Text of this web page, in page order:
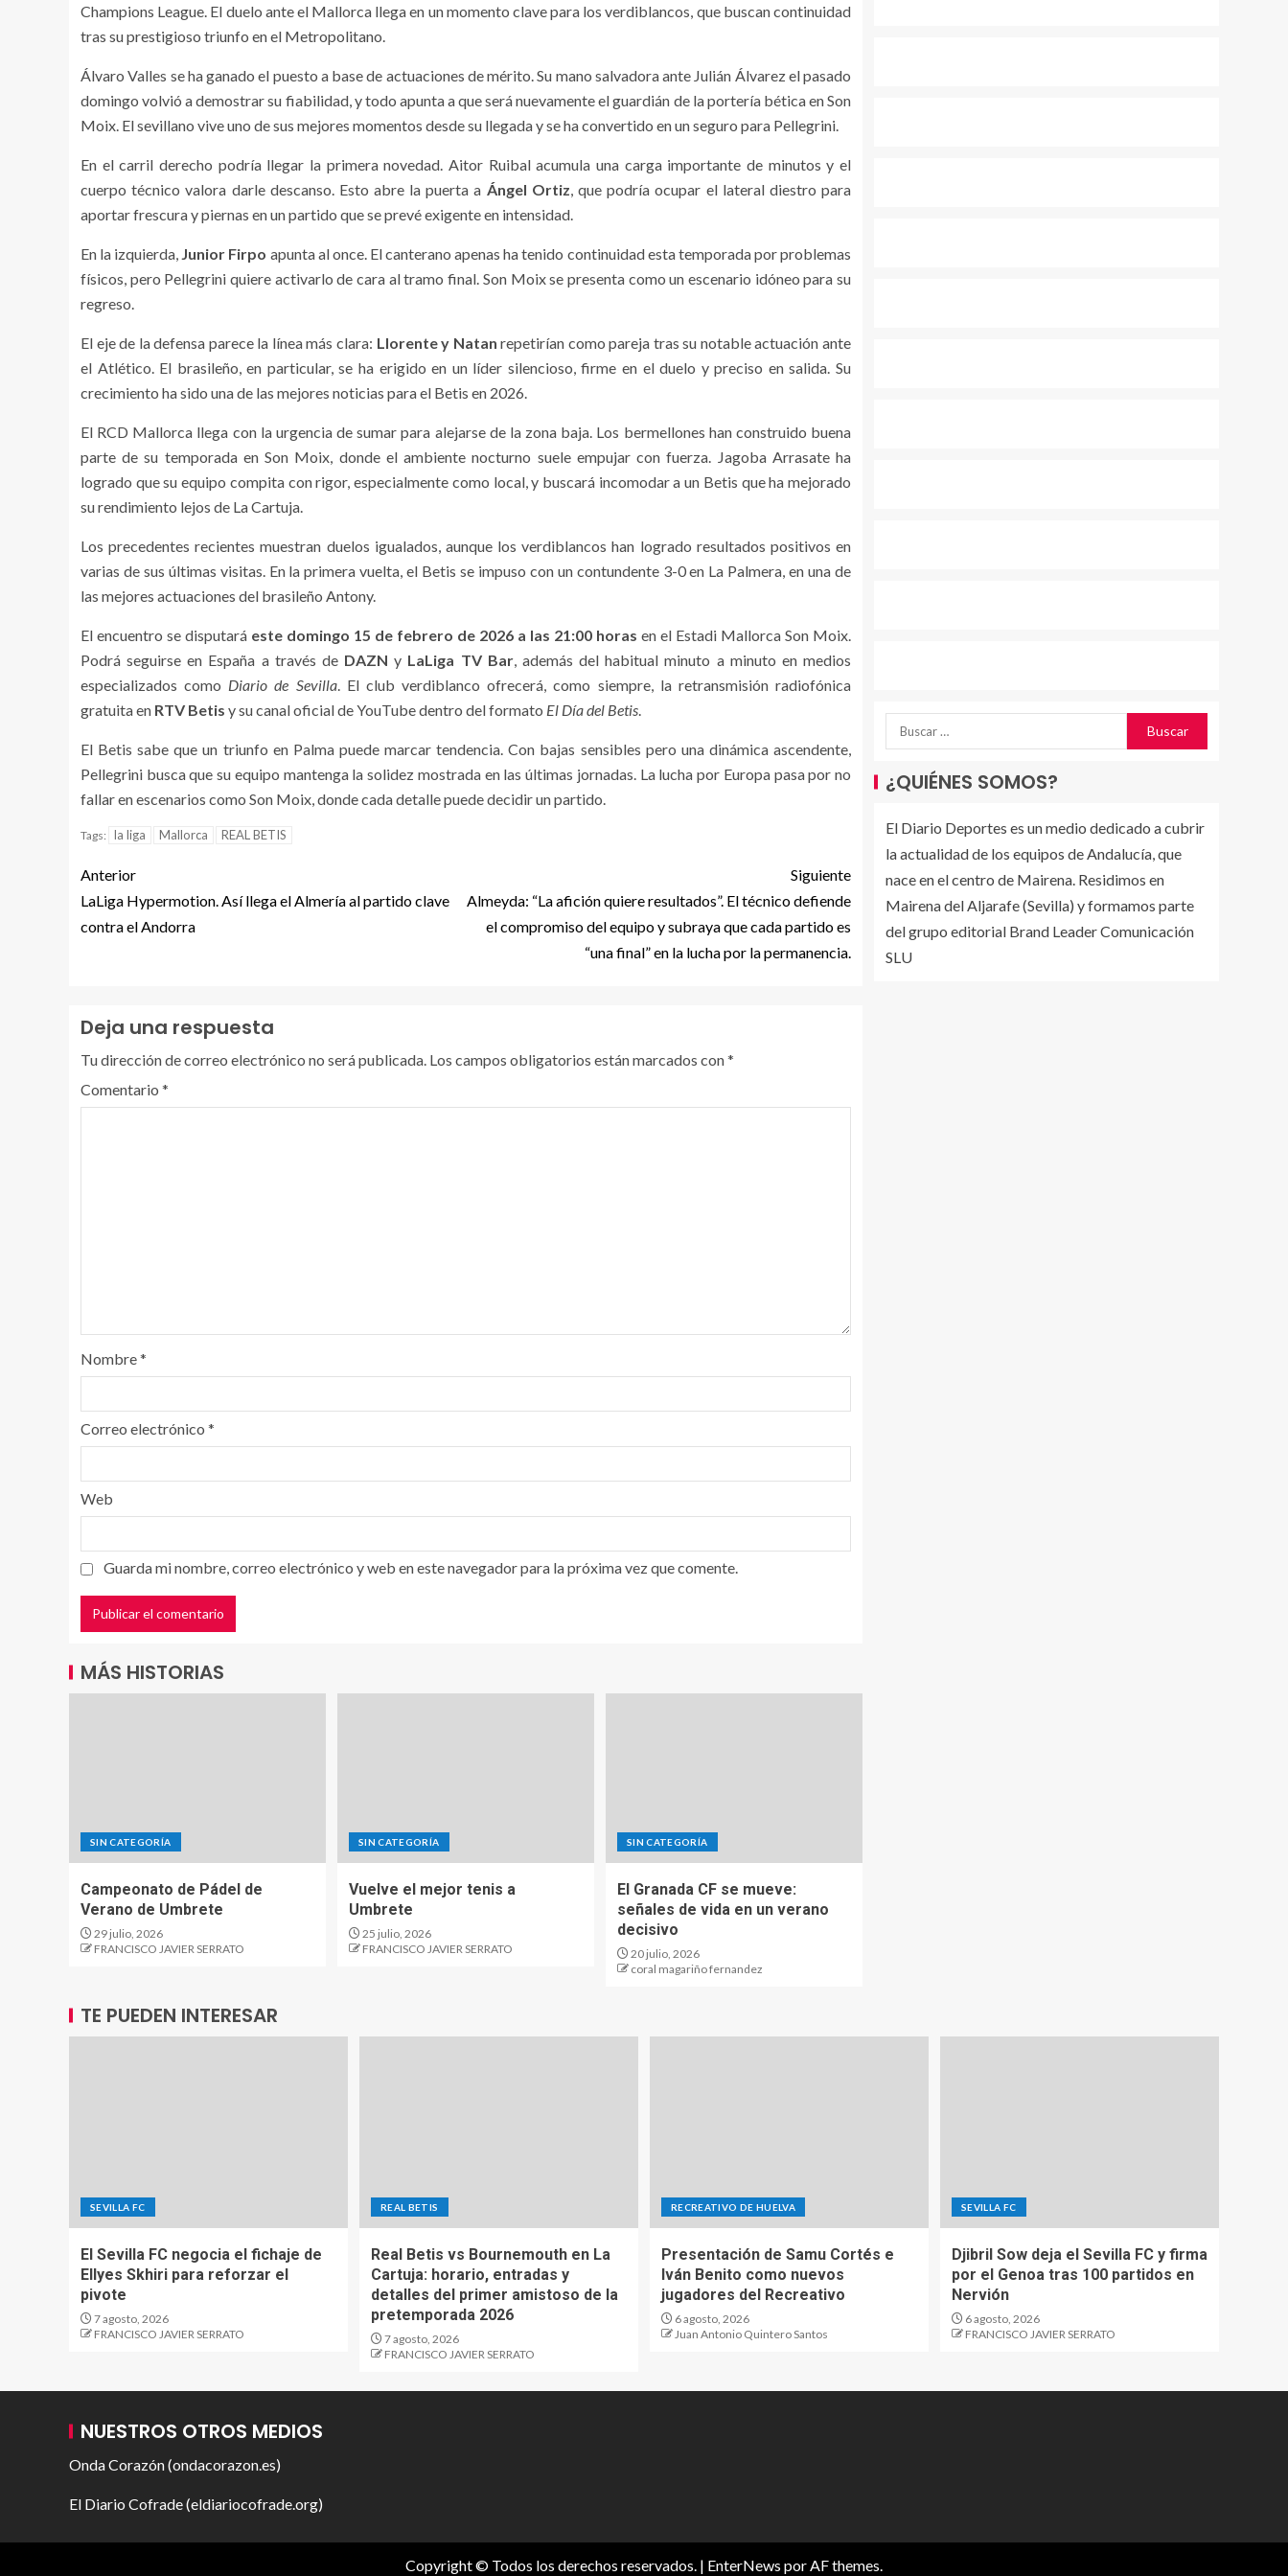
Champions League. El duelo ante el Mallorca llega en un momento clave para los verdiblancos, que buscan continuidad
tras su prestigioso triunfo en el Metropolitano.
Álvaro Valles se ha ganado el puesto a base de actuaciones de mérito. Su mano salvadora ante Julián Álvarez el pasado
domingo volvió a demostrar su fiabilidad, y todo apunta a que será nuevamente el guardián de la portería bética en Son
Moix. El sevillano vive uno de sus mejores momentos desde su llegada y se ha convertido en un seguro para Pellegrini.
En el carril derecho podría llegar la primera novedad. Aitor Ruibal acumula una carga importante de minutos y el
cuerpo técnico valora darle descanso. Esto abre la puerta a Ángel Ortiz, que podría ocupar el lateral diestro para
aportar frescura y piernas en un partido que se prevé exigente en intensidad.
En la izquierda, Junior Firpo apunta al once. El canterano apenas ha tenido continuidad esta temporada por problemas
físicos, pero Pellegrini quiere activarlo de cara al tramo final. Son Moix se presenta como un escenario idóneo para su
regreso.
El eje de la defensa parece la línea más clara: Llorente y Natan repetirían como pareja tras su notable actuación ante
el Atlético. El brasileño, en particular, se ha erigido en un líder silencioso, firme en el duelo y preciso en salida. Su
crecimiento ha sido una de las mejores noticias para el Betis en 2026.
El RCD Mallorca llega con la urgencia de sumar para alejarse de la zona baja. Los bermellones han construido buena
parte de su temporada en Son Moix, donde el ambiente nocturno suele empujar con fuerza. Jagoba Arrasate ha
logrado que su equipo compita con rigor, especialmente como local, y buscará incomodar a un Betis que ha mejorado
su rendimiento lejos de La Cartuja.
Los precedentes recientes muestran duelos igualados, aunque los verdiblancos han logrado resultados positivos en
varias de sus últimas visitas. En la primera vuelta, el Betis se impuso con un contundente 3-0 en La Palmera, en una de
las mejores actuaciones del brasileño Antony.
El encuentro se disputará este domingo 15 de febrero de 2026 a las 21:00 horas en el Estadi Mallorca Son Moix.
Podrá seguirse en España a través de DAZN y LaLiga TV Bar, además del habitual minuto a minuto en medios
especializados como Diario de Sevilla. El club verdiblanco ofrecerá, como siempre, la retransmisión radiofónica
gratuita en RTV Betis y su canal oficial de YouTube dentro del formato El Día del Betis.
El Betis sabe que un triunfo en Palma puede marcar tendencia. Con bajas sensibles pero una dinámica ascendente,
Pellegrini busca que su equipo mantenga la solidez mostrada en las últimas jornadas. La lucha por Europa pasa por no
fallar en escenarios como Son Moix, donde cada detalle puede decidir un partido.
Tags: la liga Mallorca REAL BETIS
Anterior
LaLiga Hypermotion. Así llega el Almería al partido clave
contra el Andorra
Siguiente
Almeyda: “La afición quiere resultados”. El técnico defiende
el compromiso del equipo y subraya que cada partido es
“una final” en la lucha por la permanencia.
Deja una respuesta
Tu dirección de correo electrónico no será publicada. Los campos obligatorios están marcados con*
Comentario *
Nombre*
Correo electrónico *
Web
Guarda mi nombre, correo electrónico y web en este navegador para la próxima vez que comente.
MÁS HISTORIAS
SIN CATEGORÍA
Campeonato de Pádel de
Verano de Umbrete
29 julio, 2026
FRANCISCO JAVIER SERRATO
SIN CATEGORÍA
Vuelve el mejor tenis a
Umbrete
25 julio, 2026
FRANCISCO JAVIER SERRATO
SIN CATEGORÍA
El Granada CF se mueve:
señales de vida en un verano
decisivo
20 julio, 2026
coral magariño fernandez
¿QUIÉNES SOMOS?
El Diario Deportes es un medio dedicado a cubrir
la actualidad de los equipos de Andalucía, que
nace en el centro de Mairena. Residimos en
Mairena del Aljarafe (Sevilla) y formamos parte
del grupo editorial Brand Leader Comunicación
SLU
TE PUEDEN INTERESAR
SEVILLA FC
El Sevilla FC negocia el fichaje de
Ellyes Skhiri para reforzar el
pivote
7 agosto, 2026
FRANCISCO JAVIER SERRATO
REAL BETIS
Real Betis vs Bournemouth en La
Cartuja: horario, entradas y
detalles del primer amistoso de la
pretemporada 2026
7 agosto, 2026
FRANCISCO JAVIER SERRATO
RECREATIVO DE HUELVA
Presentación de Samu Cortés e
Iván Benito como nuevos
jugadores del Recreativo
6 agosto, 2026
Juan Antonio Quintero Santos
SEVILLA FC
Djibril Sow deja el Sevilla FC y firma
por el Genoa tras 100 partidos en
Nervión
6 agosto, 2026
FRANCISCO JAVIER SERRATO
NUESTROS OTROS MEDIOS
Onda Corazón (ondacorazon.es)
El Diario Cofrade (eldiariocofrade.org)
Copyright © Todos los derechos reservados. | EnterNews por AF themes.